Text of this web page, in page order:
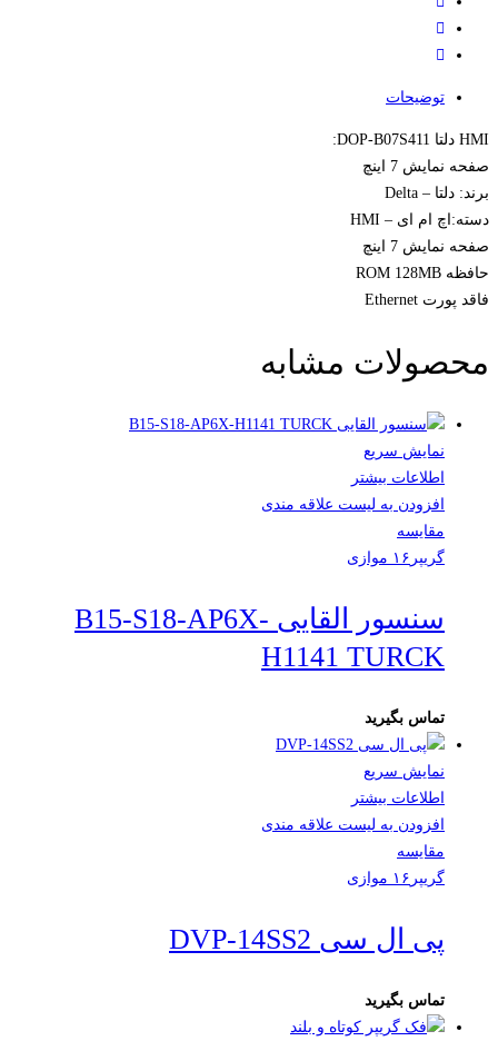
توضیحات
HMI دلتا DOP-B07S411:
صفحه نمایش 7 اینچ
برند: دلتا – Delta
دسته:اچ ام ای – HMI
صفحه نمایش 7 اینچ
حافظه ROM 128MB
فاقد پورت Ethernet
محصولات مشابه
نمایش سریع
اطلاعات بیشتر
افزودن به لیست علاقه مندی
مقایسه
گریپر۱۶ موازی
سنسور القایی B15-S18-AP6X-
H1141 TURCK
تماس بگیرید
نمایش سریع
اطلاعات بیشتر
افزودن به لیست علاقه مندی
مقایسه
گریپر۱۶ موازی
پی ال سی DVP-14SS2
تماس بگیرید